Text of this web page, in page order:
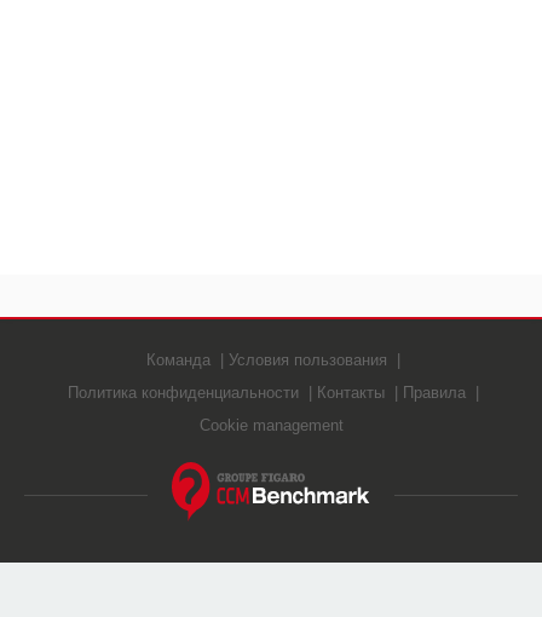
Команда
Условия пользования
Политика конфиденциальности
Контакты
Правила
Cookie management